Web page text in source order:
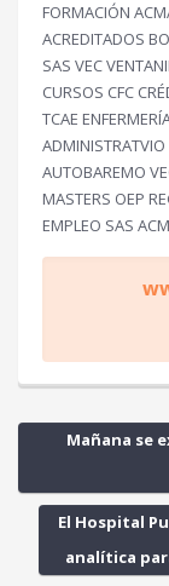
FORMACIÓN
ACREDITADOS
SAS VEC
CURSOS CFC
TCAE
ADMINISTRATVIO
AUTOBAREMO
MASTERS OEP
EMPLEO SAS
Mañana se
El Hospital
analítica